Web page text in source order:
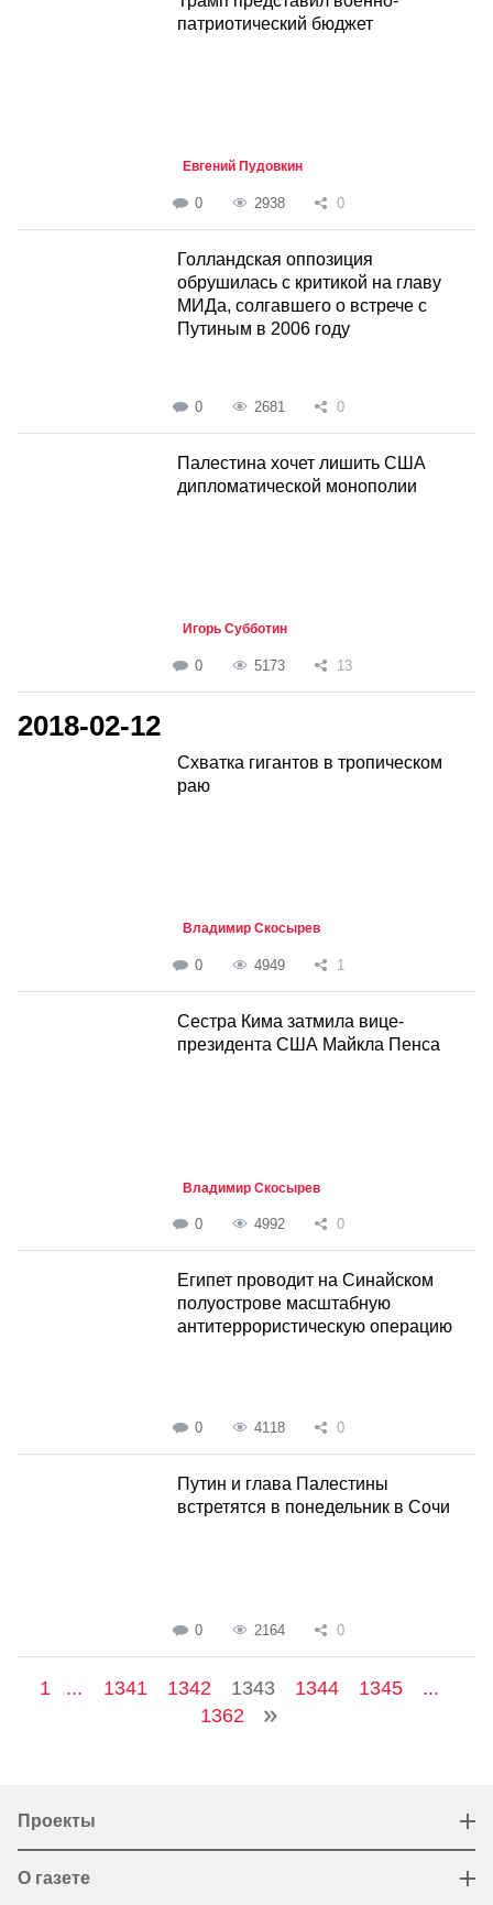
патриотический бюджет
Евгений Пудовкин
0 2938 0
Голландская оппозиция
обрушилась с критикой на главу
МИДа, солгавшего о встрече с
Путиным в 2006 году
0 2681 0
Палестина хочет лишить США
дипломатической монополии
Игорь Субботин
0 5173 13
2018-02-12
Схватка гигантов в тропическом
раю
Владимир Скосырев
0 4949 1
Сестра Кима затмила вице-
президента США Майкла Пенса
Владимир Скосырев
0 4992 0
Египет проводит на Синайском
полуострове масштабную
антитеррористическую операцию
0 4118 0
Путин и глава Палестины
встретятся в понедельник в Сочи
0 2164 0
1 ... 1341 1342 1343 1344 1345
...
1362
Проекты
О газете